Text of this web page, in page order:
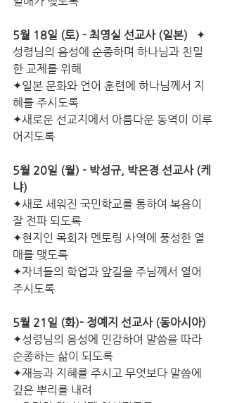
5월 18일 (토) - 최영실 선교사 (일본) ✦
성령님의 음성에 순종하며 하나님과 친밀
한 교제를 위해
✦일본 문화와 언어 훈련에 하나님께서 지
혜를 주시도록
✦새로운 선교지에서 아름다운 동역이 이루
어지도록
5월 20일 (월) - 박성규, 박은경 선교사 (케
냐)
✦새로 세워진 국민학교를 통하여 복음이
잘 전파 되도록
✦현지인 목회자 멘토링 사역에 풍성한 열
매를 맺도록
✦자녀들의 학업과 앞길을 주님께서 열어
주시도록
5월 21일 (화)- 정예지 선교사 (동아시아)
✦성령님의 음성에 민감하여 말씀을 따라
순종하는 삶이 되도록
✦재능과 지혜를 주시고 무엇보다 말씀에
깊은 뿌리를 내려